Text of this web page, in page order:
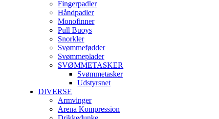
Fingerpadler
Håndpadler
Monofinner
Pull Buoys
Snorkler
Svømmefødder
Svømmeplader
SVØMMETASKER
Svømmetasker
Udstyrsnet
DIVERSE
Armvinger
Arena Kompression